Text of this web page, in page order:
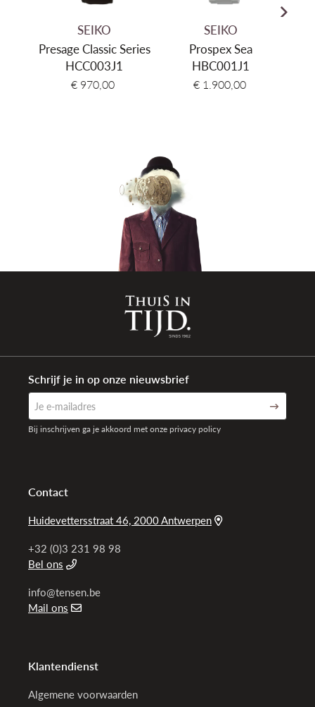
Materiaal armband
Roestvrij staal
Kleur band
Sluiting type
Vouwsluiting
SEIKO
Presage Classic Series
HCC003J1
€ 970,00
SEIKO
Prospex Sea
HBC001J1
€ 1.900,00
Contact
Huidevettersstraat 46, 2000 Antwerpen
+32 (0)3 231 98 98
Bel ons
info@tensen.be
Mail ons
Klantendienst
Algemene voorwaarden
Schrijf je in op onze nieuwsbrief
Bij inschrijven ga je akkoord met onze privacy policy